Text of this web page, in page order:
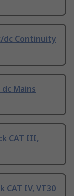
dc Continuity
dc Mains
CAT III,
CAT IV, VT30